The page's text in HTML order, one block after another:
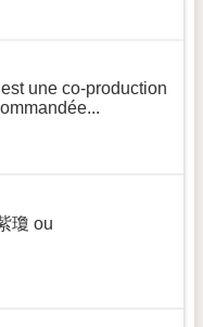
une co-production
瓊 ou